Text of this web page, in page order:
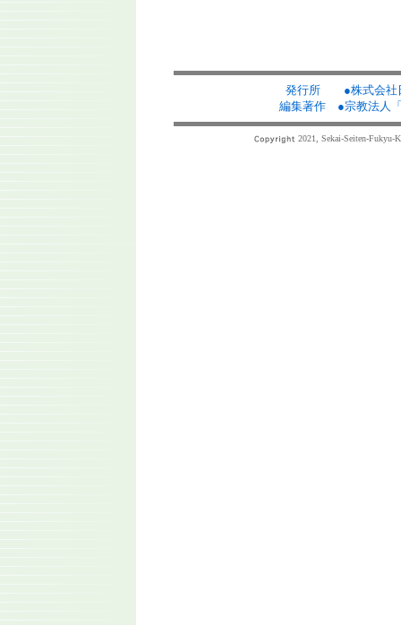
発行所 ●株式会社
編集著作 ●宗教法人
2021, Sekai-Seiten-Fukyu-